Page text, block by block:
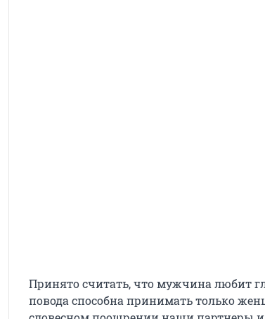
Принято считать, что мужчина любит
повода способна принимать только